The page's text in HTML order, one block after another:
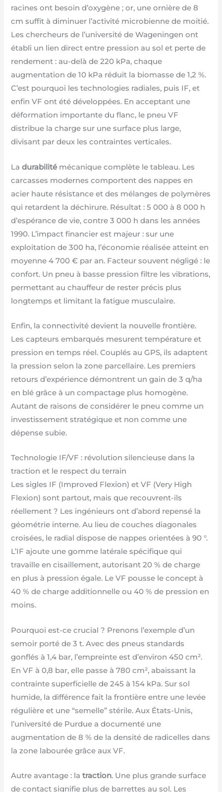
racines ont besoin d’oxygène ; or, une ornière de 8
cm suffit à diminuer l’activité microbienne de moitié.
Les chercheurs de l’université de Wageningen ont
établi un lien direct entre pression au sol et perte de
rendement : au-delà de 220 kPa, chaque
augmentation de 10 kPa réduit la biomasse de 1,2 %.
C’est pourquoi les technologies radiales, puis IF, et
enfin VF ont été développées. En acceptant une
déformation importante du flanc, le pneu VF
distribue la charge sur une surface plus large,
divisant par deux les contraintes verticales.
Ladurabilité mécanique complète le tableau. Les
carcasses modernes comportent des nappes en
acier haute résistance et des mélanges de polymères
qui retardent la déchirure. Résultat : 5 000 à 8 000 h
d’espérance de vie, contre 3 000 h dans les années
1990. L’impact financier est majeur : sur une
exploitation de 300 ha, l’économie réalisée atteint en
moyenne 4 700 € par an. Facteur souvent négligé : le
confort. Un pneu à basse pression filtre les vibrations,
permettant au chauffeur de rester précis plus
longtemps et limitant la fatigue musculaire.
Enfin, la connectivité devient la nouvelle frontière.
Les capteurs embarqués mesurent température et
pression en temps réel. Couplés au GPS, ils adaptent
la pression selon la zone parcellaire. Les premiers
retours d’expérience démontrent un gain de 3 q/ha
en blé grâce à un compactage plus homogène.
Autant de raisons de considérer le pneu comme un
investissement stratégique et non comme une
dépense subie.
Technologie IF/VF : révolution silencieuse dans la
traction et le respect du terrain
Les sigles IF (Improved Flexion) et VF (Very High
Flexion) sont partout, mais que recouvrent-ils
réellement ? Les ingénieurs ont d’abord repensé la
géométrie interne. Au lieu de couches diagonales
croisées, le radial dispose de nappes orientées à 90 °.
L’IF ajoute une gomme latérale spécifique qui
travaille en cisaillement, autorisant 20 % de charge
en plus à pression égale. Le VF pousse le concept à
40 % de charge additionnelle ou 40 % de pression en
moins.
Pourquoi est-ce crucial ? Prenons l’exemple d’un
semoir porté de 3 t. Avec des pneus standards
gonflés à 1,4 bar, l’empreinte est d’environ 450 cm².
En VF à 0,8 bar, elle passe à 780 cm², abaissant la
contrainte superficielle de 245 à 154 kPa. Sur sol
humide, la différence fait la frontière entre une levée
régulière et une “semelle” stérile. Aux États-Unis,
l’université de Purdue a documenté une
augmentation de 8 % de la densité de radicelles dans
la zone labourée grâce aux VF.
Autre avantage : latraction. Une plus grande surface
de contact signifie plus de barrettes au sol. Les